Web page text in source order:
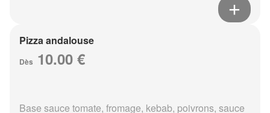
Pizza andalouse
Dès 10.00 €
Base sauce tomate, fromage, kebab, poivrons, sauce